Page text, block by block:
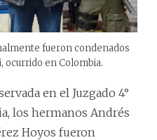
fueron condenados
ocurrido en Colombia.
en el Juzgado 4°
los hermanos Andrés
Hoyos fueron